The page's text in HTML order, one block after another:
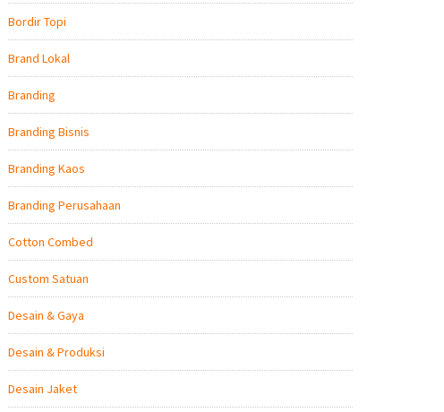
Bordir Topi
Brand Lokal
Branding
Branding Bisnis
Branding Kaos
Branding Perusahaan
Cotton Combed
Custom Satuan
Desain & Gaya
Desain & Produksi
Desain Jaket